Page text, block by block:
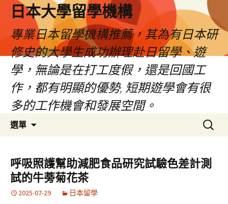
日本大學留學機構
專業日本留學機構推薦，其為有日本研
修史的大學生成功辦理赴日留學、遊
學，無論是在打工度假，還是回國工
作，都有明顯的優勢, 短期遊學會有很
多的工作機會和發展空間。
選單
容
搜
尋
鍵
字:
呼吸照護幫助減肥食品研究試驗色差計測
試的牛蒡菊花茶
2025-07-29 日本留學